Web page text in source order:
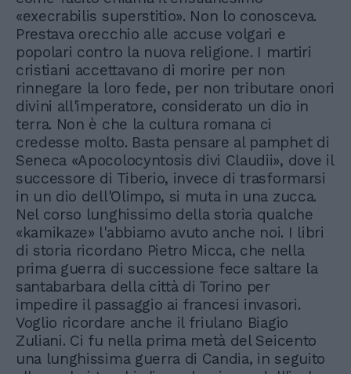
«execrabilis superstitio». Non lo conosceva.
Prestava orecchio alle accuse volgari e
popolari contro la nuova religione. I martiri
cristiani accettavano di morire per non
rinnegare la loro fede, per non tributare onori
divini all'imperatore, considerato un dio in
terra. Non è che la cultura romana ci
credesse molto. Basta pensare al pamphet di
Seneca «Apocolocyntosis divi Claudii», dove il
successore di Tiberio, invece di trasformarsi
in un dio dell'Olimpo, si muta in una zucca.
Nel corso lunghissimo della storia qualche
«kamikaze» l'abbiamo avuto anche noi. I libri
di storia ricordano Pietro Micca, che nella
prima guerra di successione fece saltare la
santabarbara della città di Torino per
impedire il passaggio ai francesi invasori.
Voglio ricordare anche il friulano Biagio
Zuliani. Ci fu nella prima metà del Seicento
una lunghissima guerra di Candia, in seguito